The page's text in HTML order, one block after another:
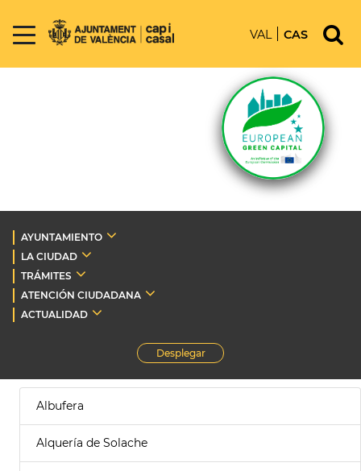
VAL CAS
AYUNTAMIENTO
LA CIUDAD
TRÁMITES
ATENCIÓN CIUDADANA
ACTUALIDAD
Desplegar
Albufera
Alquería de Solache